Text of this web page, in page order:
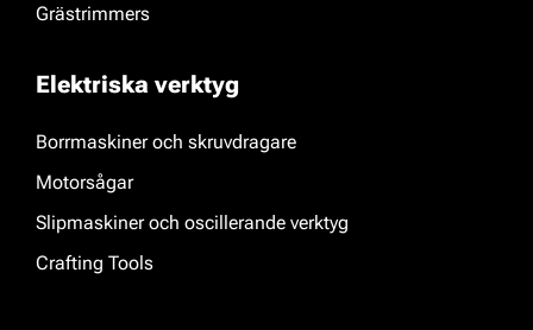
Grästrimmers
Elektriska verktyg
Borrmaskiner och skruvdragare
Motorsågar
Slipmaskiner och oscillerande verktyg
Crafting Tools